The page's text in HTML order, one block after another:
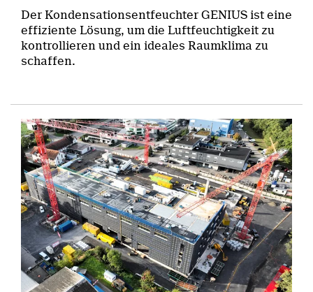
Der Kondensationsentfeuchter GENIUS ist eine
effiziente Lösung, um die Luftfeuchtigkeit zu
kontrollieren und ein ideales Raumklima zu
schaffen.